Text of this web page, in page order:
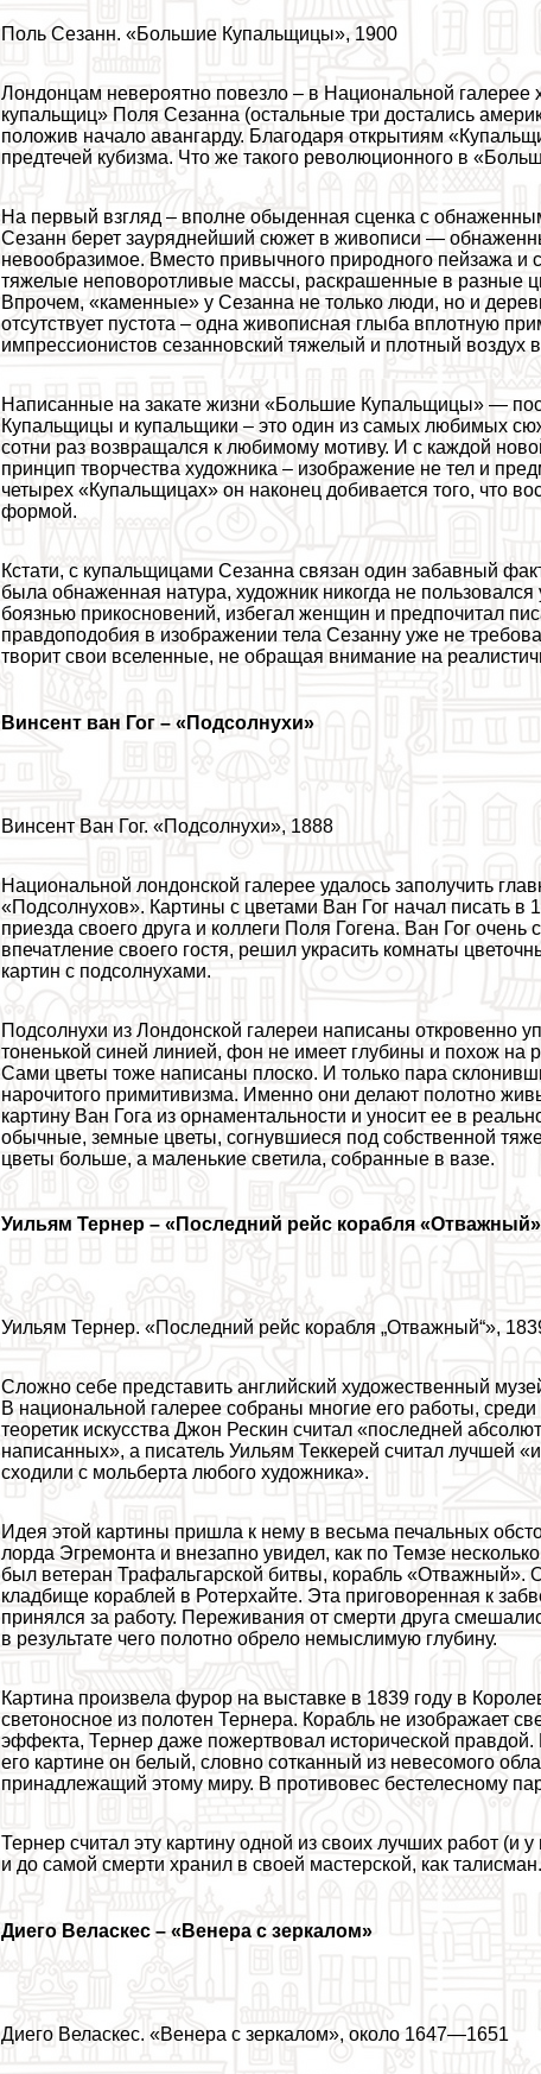
Поль Сезанн. «Большие Купальщицы», 1900
Лондонцам невероятно повезло – в Национальной
купальщиц» Поля Сезанна (остальные три достались
положив начало авангарду. Благодаря открытиям
предтечей кубизма. Что же такого революционного в
На первый взгляд – вполне обыденная сценка с
Сезанн берет зауряднейший сюжет в живописи —
невообразимое. Вместо привычного природного пейзажа и
тяжелые неповоротливые массы, раскрашенные в разные
Впрочем, «каменные» у Сезанна не только люди, но и
отсутствует пустота – одна живописная глыба вплотную
импрессионистов сезанновский тяжелый и плотный воздух
Написанные на закате жизни «Большие Купальщицы» —
Купальщицы и купальщики – это один из самых любимых
сотни раз возвращался к любимому мотиву. И с каждой
принцип творчества художника – изображение не тел и
четырех «Купальщицах» он наконец добивается того, что
формой.
Кстати, с купальщицами Сезанна связан один забавный
была обнаженная натура, художник никогда не
боязнью прикосновений, избегал женщин и предпочитал
правдоподобия в изображении тела Сезанну уже не
творит свои вселенные, не обращая внимание на
Винсент ван Гог –«Подсолнухи»
Винсент Ван Гог. «Подсолнухи», 1888
Национальной лондонской галерее удалось заполучить
«Подсолнухов». Картины с цветами Ван Гог начал писать в
приезда своего друга и коллеги Поля Гогена. Ван Гог
впечатление своего гостя, решил украсить комнаты
картин с подсолнухами.
Подсолнухи из Лондонской галереи написаны откровенно
тоненькой синей линией, фон не имеет глубины и похож на
Сами цветы тоже написаны плоско. И только пара
нарочитого примитивизма. Именно они делают полотно
картину Ван Гога из орнаментальности и уносит ее в
обычные, земные цветы, согнувшиеся под собственной
цветы больше, а маленькие светила, собранные в вазе.
Уильям Тернер –«Последний рейс корабля
Уильям Тернер. «Последний рейс корабля „Отважный“»,
Сложно себе представить английский художественный
В национальной галерее собраны многие его работы,
теоретик искусства Джон Рескин считал «последней
написанных», а писатель Уильям Теккерей считал лучшей
сходили с мольберта любого художника».
Идея этой картины пришла к нему в весьма печальных
лорда Эгремонта и внезапно увидел, как по Темзе
был ветеран Трафальгарской битвы, корабль «Отважный».
кладбище кораблей в Ротерхайте. Эта приговоренная к
принялся за работу. Переживания от cмepти друга
в результате чего полотно обрело немыслимую глубину.
Картина произвела фурор на выставке в 1839 году в
светоносное из полотен Тернера. Корабль не изображает
эффекта, Тернер даже пожертвовал исторической
его картине он белый, словно сотканный из невесомого
принадлежащий этому миру. В противовес бестелесному
Тернер считал эту картину одной из своих лучших работ
и до самой cмepти хранил в своей мастерской, как талисман.
Диего Веласкес –«Венера с зеркалом»
Диего Веласкес. «Венера с зеркалом», около 1647—1651